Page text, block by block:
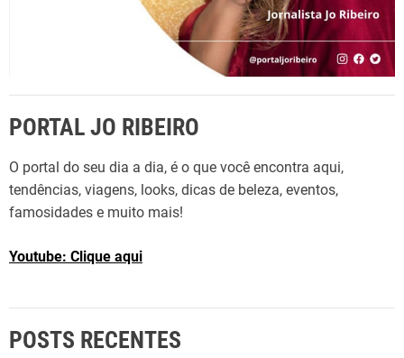
PORTAL JO RIBEIRO
O portal do seu dia a dia, é o que você encontra aqui,
tendências, viagens, looks, dicas de beleza, eventos,
famosidades e muito mais!
Youtube: Clique aqui
POSTS RECENTES